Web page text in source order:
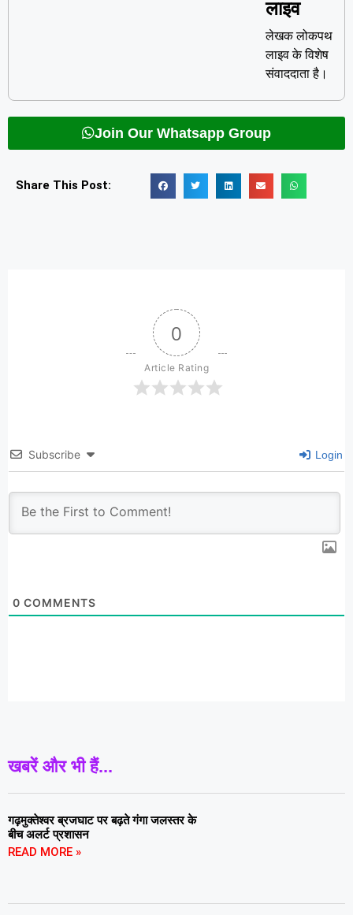
लाइव
लेखक लोकपथ
लाइव के विशेष
संवाददाता है।
Join Our Whatsapp Group
Share This Post:
0
Article Rating
Subscribe Login
0 COMMENTS
खबरें और भी हैं...
गढ़मुक्तेश्वर ब्रजघाट पर बढ़ते गंगा जलस्तर के
बीच अलर्ट प्रशासन
READ MORE »